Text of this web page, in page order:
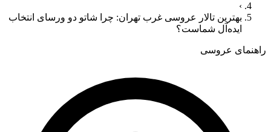
›
بهترین تالار عروسی غرب تهران: چرا شاتو دو ورسای انتخاب
ایده‌آل شماست؟
راهنمای عروسی